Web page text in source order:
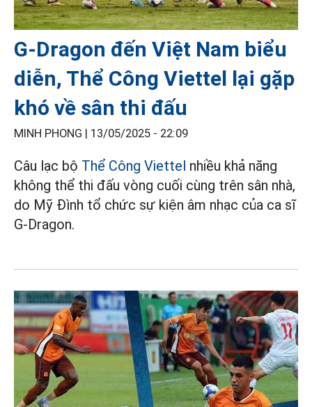
G-Dragon đến Việt Nam biểu
diễn, Thể Công Viettel lại gặp
khó về sân thi đấu
MINH PHONG | 13/05/2025 - 22:09
Câu lạc bộ Thể Công Viettel nhiều khả năng
không thể thi đấu vòng cuối cùng trên sân nhà,
do Mỹ Đình tổ chức sự kiện âm nhạc của ca sĩ
G-Dragon.